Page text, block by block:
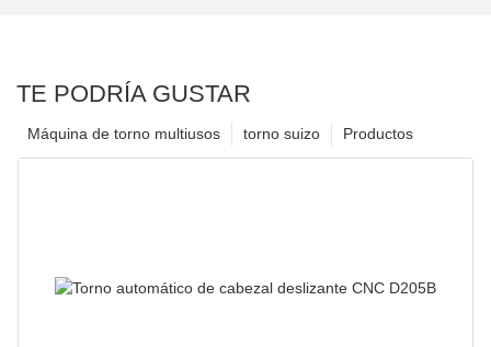
TE PODRÍA GUSTAR
Productos
torno suizo
Máquina de torno multiusos